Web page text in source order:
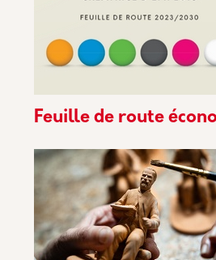
Feuille de route